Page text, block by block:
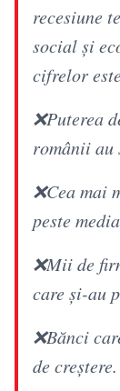
recesiune
social și
cifrelor
❌Puterea
românii au
❌Cea mai
peste
❌Mii de
care și-au
❌Bănci
de creștere.